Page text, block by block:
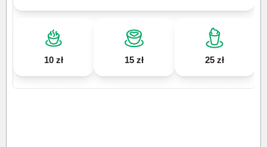
10 zł 15 zł 25 zł